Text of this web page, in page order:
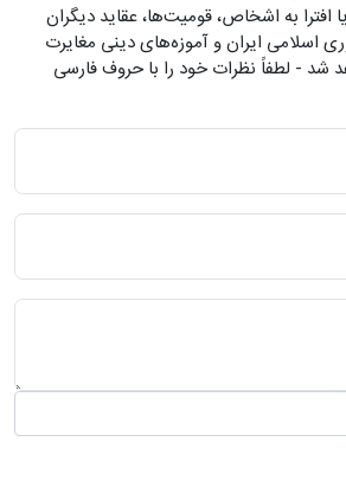
افترا به اشخاص، قومیت‌ها، عقاید دیگران
اسلامی ایران و آموزه‌های دینی مغایرت
شد - لطفاً نظرات خود را با حروف فارسی